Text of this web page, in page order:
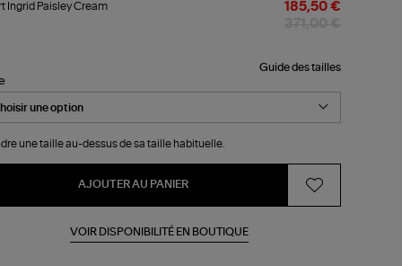
Ingrid Paisley Cream 185,50 €
Guide des tailles
une taille au-dessus de sa taille habituelle.
AJOUTER AU PANIER
VOIR DISPONIBILITÉ EN BOUTIQUE